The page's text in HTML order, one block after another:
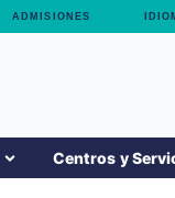
ADMISIONES
Centros y